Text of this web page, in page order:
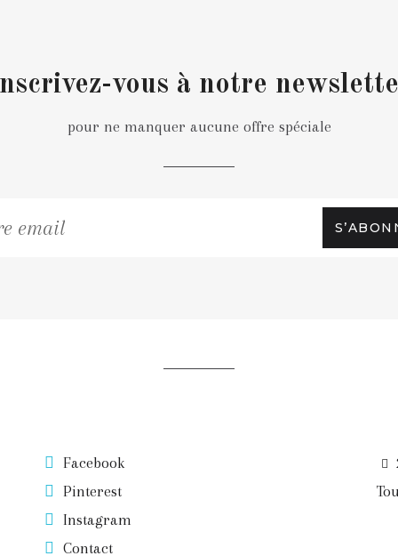
vous à notre
pour ne manquer aucune offre spéciale
Facebook
Pinterest
Instagram
Contact